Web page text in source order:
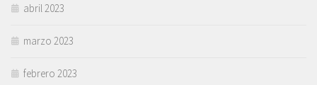
abril 2023
marzo 2023
febrero 2023